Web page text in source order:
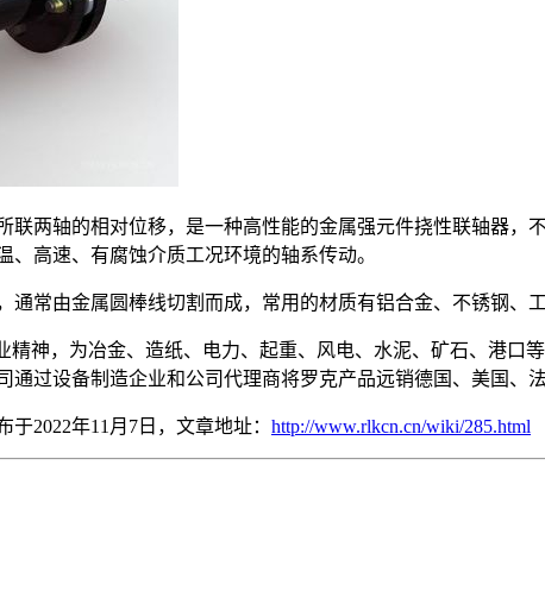
联两轴的相对位移，是一种高性能的金属强元件挠性联轴器
高速、有腐蚀介质工况环境的轴系传动。
通常由金属圆棒线切割而成，常用的材质有铝合金、不锈钢、
精神，为冶金、造纸、电力、起重、风电、水泥、矿石、港
通过设备制造企业和公司代理商将罗克产品远销德国、美国、
2022年11月7日，文章地址： http://www.rlkcn.cn/wiki/285.html